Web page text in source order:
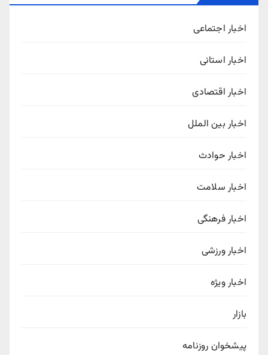
اخبار اجتماعی
اخبار استانی
اخبار اقتصادی
اخبار بین الملل
اخبار حوادث
اخبار سلامت
اخبار فرهنگی
اخبار ورزشی
اخبار ویژه
بازار
پیشخوان روزنامه